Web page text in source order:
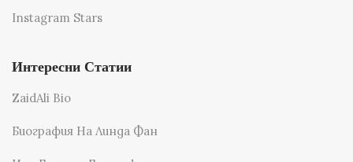
Instagram Stars
Интересни Статии
ZaidAli Bio
Биография На Линда Фан